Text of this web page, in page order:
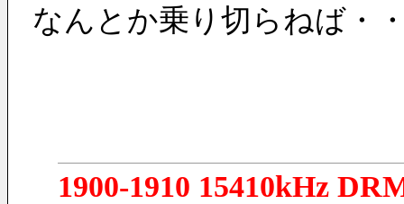
なんとか乗り切らねば・
1900-1910 15410kHz